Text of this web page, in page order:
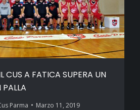
CUS A FATICA SUPERA UN
Parma Marzo 11, 2019